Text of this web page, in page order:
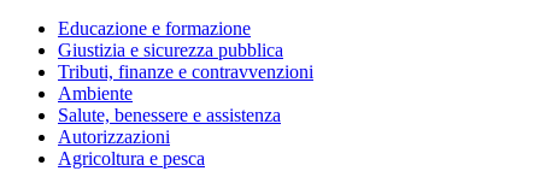
Educazione e formazione
Giustizia e sicurezza pubblica
Tributi, finanze e contravvenzioni
Ambiente
Salute, benessere e assistenza
Autorizzazioni
Agricoltura e pesca